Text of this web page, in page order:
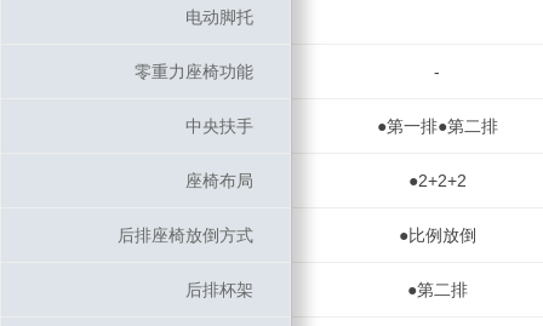
电动脚托
零重力座椅功能 -
中央扶手 ●第一排●第二排
座椅布局 ●2+2+2
后排座椅放倒方式 ●比例放倒
后排杯架 ●第二排
电动脚托
零重力座椅功能
中央扶手
座椅布局
后排座椅放倒方式
后排杯架